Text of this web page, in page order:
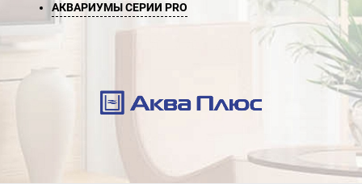
АКВАРИУМЫ СЕРИИ PRO